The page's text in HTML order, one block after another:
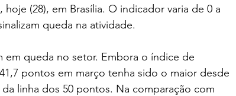
(28), em Brasília. O indicador varia de 0 a
queda na atividade.
queda no setor. Embora o índice de
pontos em março tenha sido o maior desde
linha dos 50 pontos. Na comparação com